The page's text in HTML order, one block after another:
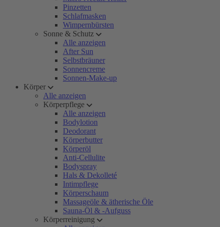
Pinzetten
Schlafmasken
Wimpernbürsten
Sonne & Schutz
Alle anzeigen
After Sun
Selbstbräuner
Sonnencreme
Sonnen-Make-up
Körper
Alle anzeigen
Körperpflege
Alle anzeigen
Bodylotion
Deodorant
Körperbutter
Körperöl
Anti-Cellulite
Bodyspray
Hals & Dekolleté
Intimpflege
Körperschaum
Massageöle & ätherische Öle
Sauna-Öl & -Aufguss
Körperreinigung